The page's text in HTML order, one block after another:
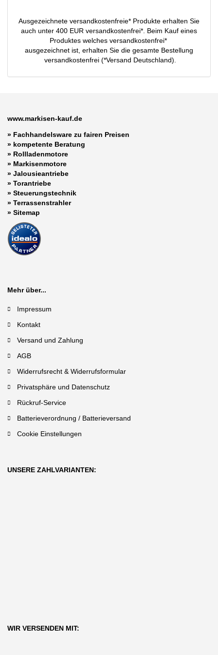
Ausgezeichnete versandkostenfreie* Produkte erhalten Sie
auch unter 400 EUR versandkostenfrei*. Beim Kauf eines
Produktes welches versandkostenfrei*
ausgezeichnet ist, erhalten Sie die gesamte Bestellung
versandkostenfrei (*Versand Deutschland).
www.markisen-kauf.de
» Fachhandelsware zu fairen Preisen
» kompetente Beratung
» Rollladenmotore
» Markisenmotore
» Jalousieantriebe
» Torantriebe
» Steuerungstechnik
» Terrassenstrahler
» Sitemap
Mehr über...
Impressum
Kontakt
Versand und Zahlung
AGB
Widerrufsrecht & Widerrufsformular
Privatsphäre und Datenschutz
Rückruf-Service
Batterieverordnung / Batterieversand
Cookie Einstellungen
UNSERE ZAHLVARIANTEN:
WIR VERSENDEN MIT: